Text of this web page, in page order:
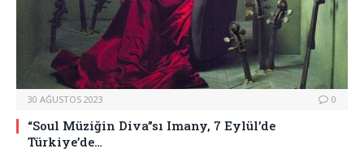
30 AĞUSTOS 2023 0
“Soul Müziğin Diva”sı Imany, 7 Eylül’de
Türkiye’de…